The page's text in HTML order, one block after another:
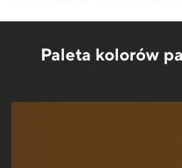
Paleta kolorów